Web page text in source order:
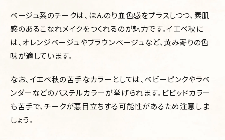
ベージュ系のチークは、ほんのり血色感をプラスしつつ、素肌
感のあるこなれメイクをつくれるのが魅力です。イエベ秋に
は、オレンジベージュやブラウンベージュなど、黄み寄りの色
味が適しています。
なお、イエベ秋の苦手なカラーとしては、ベビーピンクやラベ
ンダーなどのパステルカラーが挙げられます。ビビッドカラー
も苦手で、チークが悪目立ちする可能性があるため注意しま
しょう。